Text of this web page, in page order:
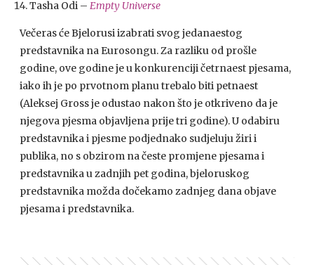
Tasha Odi – Empty Universe
Večeras će Bjelorusi izabrati svog jedanaestog
predstavnika na Eurosongu. Za razliku od prošle
godine, ove godine je u konkurenciji četrnaest pjesama,
iako ih je po prvotnom planu trebalo biti petnaest
(Aleksej Gross je odustao nakon što je otkriveno da je
njegova pjesma objavljena prije tri godine). U odabiru
predstavnika i pjesme podjednako sudjeluju žiri i
publika, no s obzirom na česte promjene pjesama i
predstavnika u zadnjih pet godina, bjeloruskog
predstavnika možda dočekamo zadnjeg dana objave
pjesama i predstavnika.